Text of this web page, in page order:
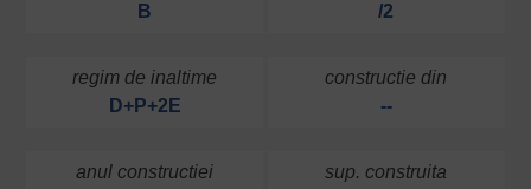
B
/2
regim de inaltime
D+P+2E
constructie din
--
anul constructiei
sup. construita